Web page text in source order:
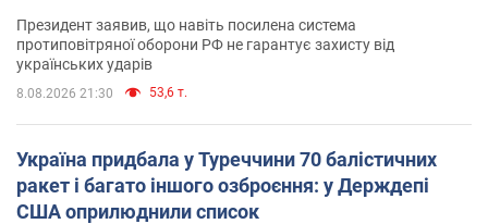
Президент заявив, що навіть посилена система
протиповітряної оборони РФ не гарантує захисту від
українських ударів
8.08.2026 21:30 53,6 т.
Україна придбала у Туреччини 70 балістичних
ракет і багато іншого озброєння: у Держдепі
США оприлюднили список